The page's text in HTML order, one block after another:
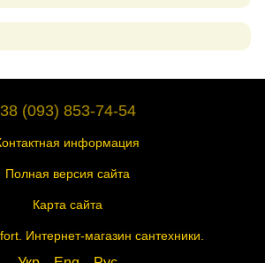
(093) 853-74-54
информация
Полная версия сайта
Карта сайта
Интернет-магазин сантехники.